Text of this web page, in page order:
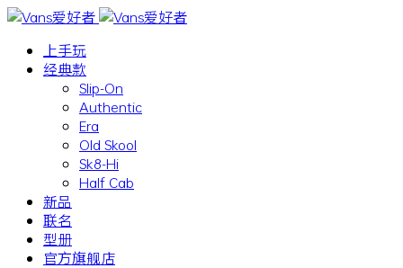
上手玩
经典款
Slip-On
Authentic
Era
Old Skool
Sk8-Hi
Half Cab
新品
联名
型册
官方旗舰店